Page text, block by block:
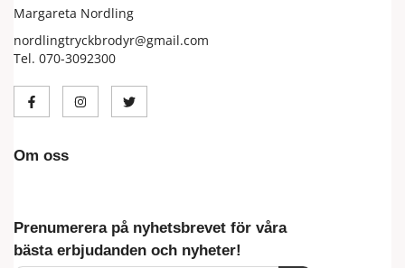
Margareta Nordling
nordlingtryckbrodyr@gmail.com
Tel. 070-3092300
Om oss
Prenumerera på nyhetsbrevet för våra
bästa erbjudanden och nyheter!